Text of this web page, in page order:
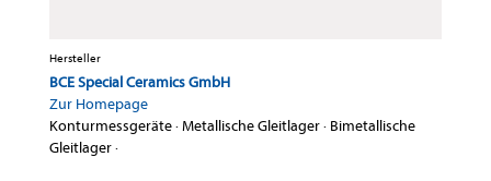
Hersteller
BCE Special Ceramics GmbH
Zur Homepage
Konturmessgeräte·Metallische Gleitlager· Bimetallische
Gleitlager·